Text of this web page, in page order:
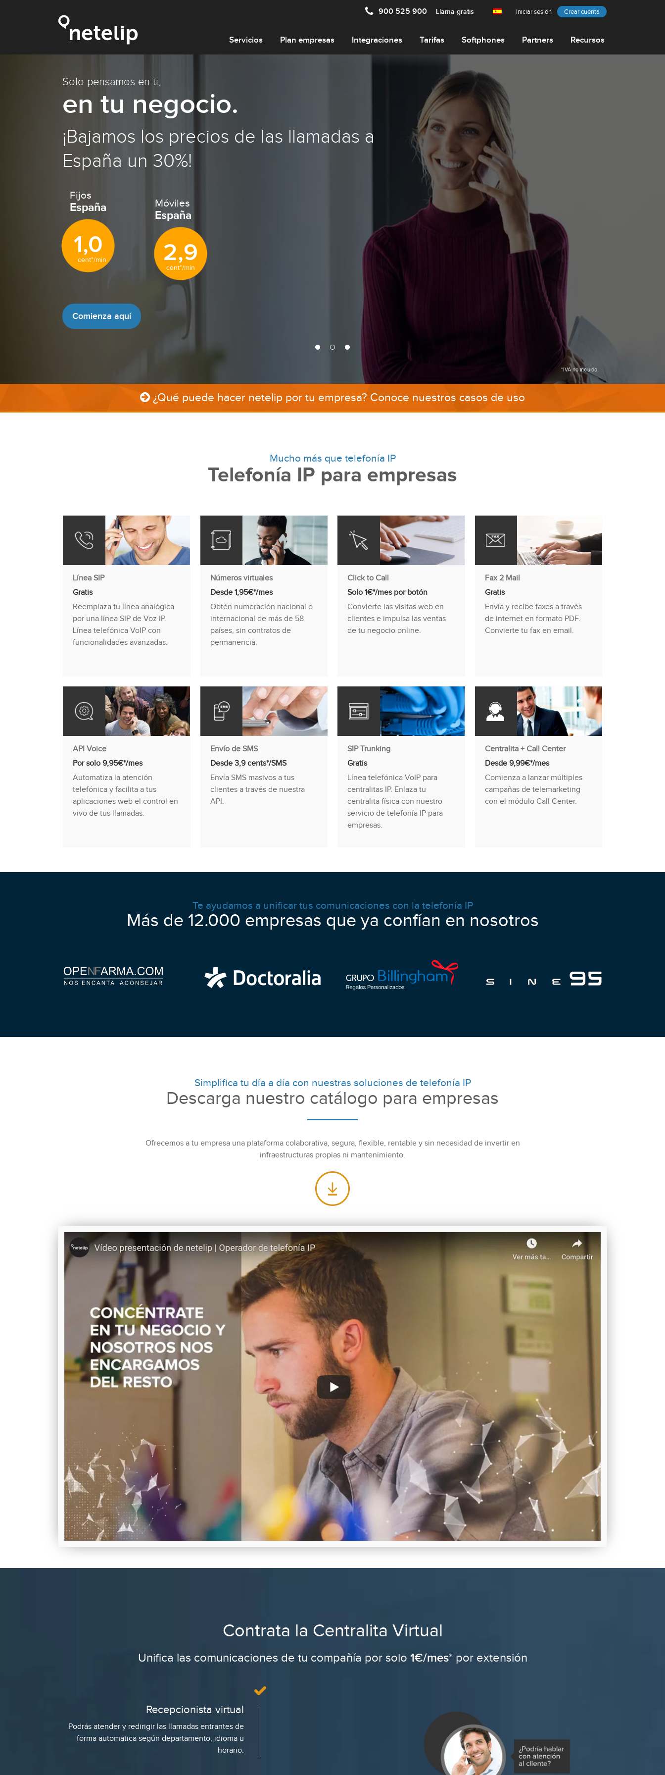
Iniciar sesión Crear cuenta
900 525 900 Llama gratis
Servicios Plan empresas Integraciones Tarifas Softphones Partners Recursos
Solo pensamos en ti,
en tu negocio.
¡Bajamos los precios de las llamadas a
España un 30%!
Fijos
España
1,0
cent*/min
Móviles
España
2,9
cent*/min
Comienza aquí
*IVA no incluido.
¿Qué puede hacer netelip por tu empresa? Conoce nuestros casos de uso
Mucho más que telefonía IP
Telefonía IP para empresas
Línea SIP
Gratis
Reemplaza tu línea analógica
por una línea SIP de Voz IP.
Línea telefónica VoIP con
funcionalidades avanzadas.
Números virtuales
Desde 1,95€*/mes
Obtén numeración nacional o
internacional de más de 58
países, sin contratos de
permanencia.
Click to Call
Solo 1€*/mes por botón
Convierte las visitas web en
clientes e impulsa las ventas
de tu negocio online.
Fax 2 Mail
Gratis
Envía y recibe faxes a través
de internet en formato PDF.
Convierte tu fax en email.
API Voice
Por solo 9,95€*/mes
Automatiza la atención
telefónica y facilita a tus
aplicaciones web el control en
vivo de tus llamadas.
Envío de SMS
Desde 3,9 cents*/SMS
Envía SMS masivos a tus
clientes a través de nuestra
API.
SIP Trunking
Gratis
Línea telefónica VoIP para
centralitas IP. Enlaza tu
centralita física con nuestro
servicio de telefonía IP para
empresas.
Centralita + Call Center
Desde 9,99€*/mes
Comienza a lanzar múltiples
campañas de telemarketing
con el módulo Call Center.
Te ayudamos a unificar tus comunicaciones con la telefonía IP
Más de 12.000 empresas que ya confían en nosotros
Simplifica tu día a día con nuestras soluciones de telefonía IP
Descarga nuestro catálogo para empresas
Ofrecemos a tu empresa una plataforma colaborativa, segura, flexible, rentable y sin necesidad de invertir en
infraestructuras propias ni mantenimiento.
Contrata la Centralita Virtual
Unifica las comunicaciones de tu compañía por solo 1€/mes* por extensión
Recepcionista virtual
Podrás atender y redirigir las llamadas entrantes de
forma automática según departamento, idioma u
horario.